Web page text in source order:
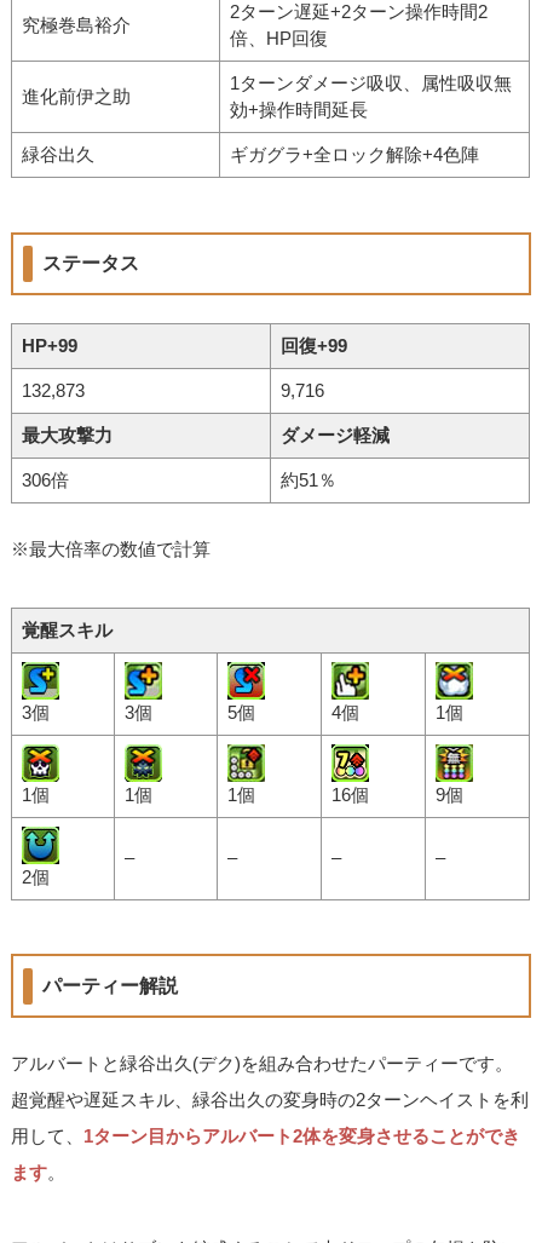
究極巻島裕介
2ターン遅延+2ターン操作時間2
倍、HP回復
進化前伊之助
1ターンダメージ吸収、属性吸収無
効+操作時間延長
緑谷出久 ギガグラ+全ロック解除+4色陣
ステータス
HP+99 回復+99
132,873 9,716
最大攻撃力 ダメージ軽減
306倍 約51％
※最大倍率の数値で計算
覚醒スキル
3個 3個 5個 4個 1個
1個 1個 1個 16個 9個
2個
– – – –
パーティー解説
アルバートと緑谷出久(デク)を組み合わせたパーティーです。
超覚醒や遅延スキル、緑谷出久の変身時の2ターンヘイストを利
用して、 1ターン目からアルバート2体を変身させることができ
ます。